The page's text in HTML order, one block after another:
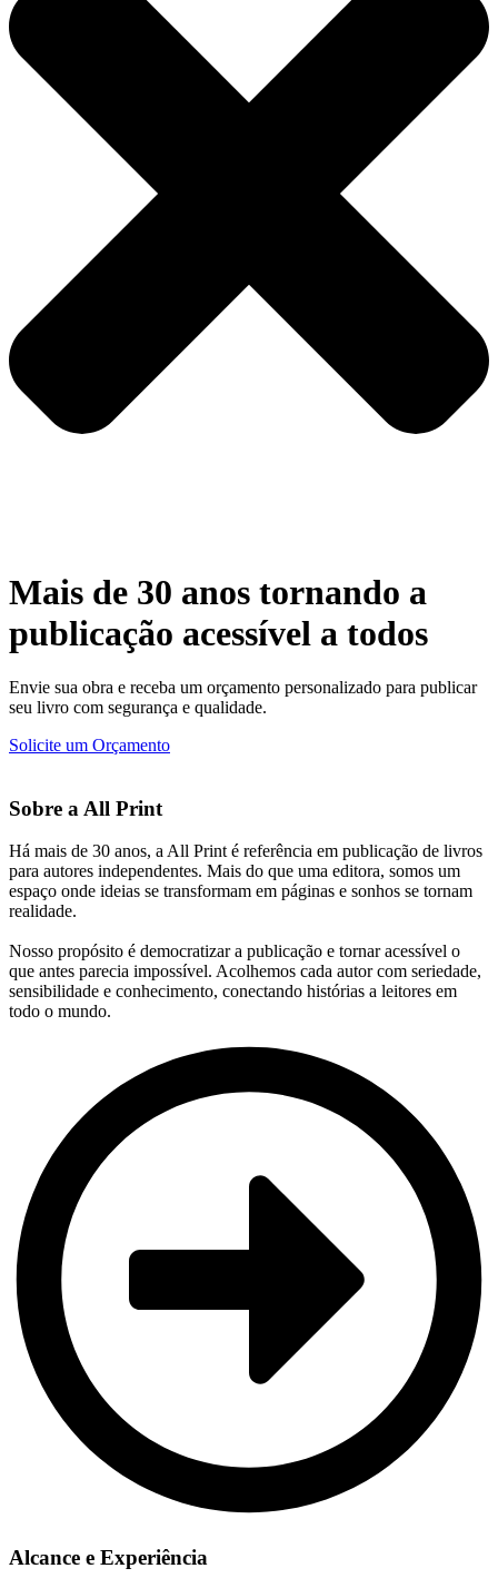
Mais de 30 anos tornando a
publicação acessível a todos
Envie sua obra e receba um orçamento personalizado para publicar
seu livro com segurança e qualidade.
Solicite um Orçamento
Sobre a All Print
Há mais de 30 anos, a All Print é referência em publicação de livros
para autores independentes. Mais do que uma editora, somos um
espaço onde ideias se transformam em páginas e sonhos se tornam
realidade.
Nosso propósito é democratizar a publicação e tornar acessível o
que antes parecia impossível. Acolhemos cada autor com seriedade,
sensibilidade e conhecimento, conectando histórias a leitores em
todo o mundo.
Alcance e Experiência